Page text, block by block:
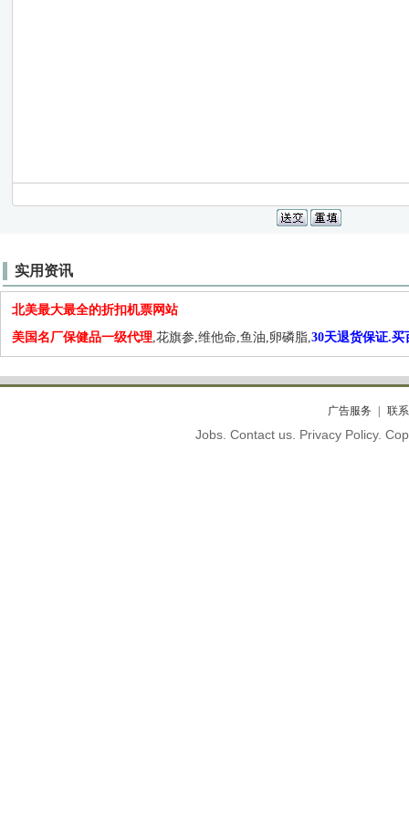
实用资讯
北美最大最全的折扣机票网站
美国名厂保健品一级代理,花旗参,维他命,鱼油,卵磷脂,30天退货保证.买
广告服务 联
Jobs. Contact us. Privacy Policy.